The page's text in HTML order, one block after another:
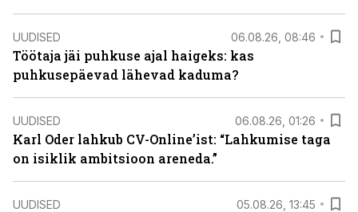
UUDISED 06.08.26, 08:46
Töötaja jäi puhkuse ajal haigeks: kas
puhkusepäevad lähevad kaduma?
UUDISED 06.08.26, 01:26
Karl Oder lahkub CV-Online’ist: “Lahkumise taga
on isiklik ambitsioon areneda.”
UUDISED 05.08.26, 13:45